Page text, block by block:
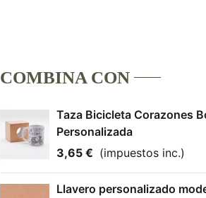
COMBINA CON
Taza Bicicleta Corazones
Personalizada
3,65 € (impuestos inc.)
Llavero personalizado